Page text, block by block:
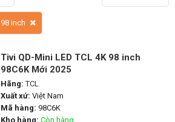
98 inch
Tivi QD-Mini LED TCL 4K 98 inch
98C6K Mới 2025
Hãng: TCL
Xuất xứ: Việt Nam
Mã hàng: 98C6K
Kho hàng: Còn hàng